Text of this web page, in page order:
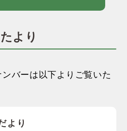
より
バーは以下よりご覧いた
より